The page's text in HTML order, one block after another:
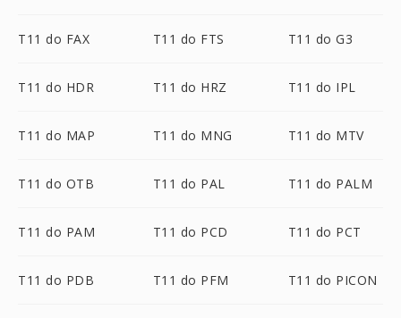
T11 do FAX T11 do FTS T11 do G3
T11 do HDR T11 do HRZ T11 do IPL
T11 do MAP T11 do MNG T11 do MTV
T11 do OTB T11 do PAL T11 do PALM
T11 do PAM T11 do PCD T11 do PCT
T11 do PDB T11 do PFM T11 do PICON